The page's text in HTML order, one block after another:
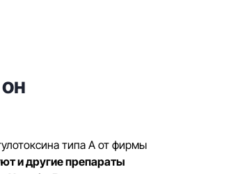
типа А от фирмы
и другие препараты